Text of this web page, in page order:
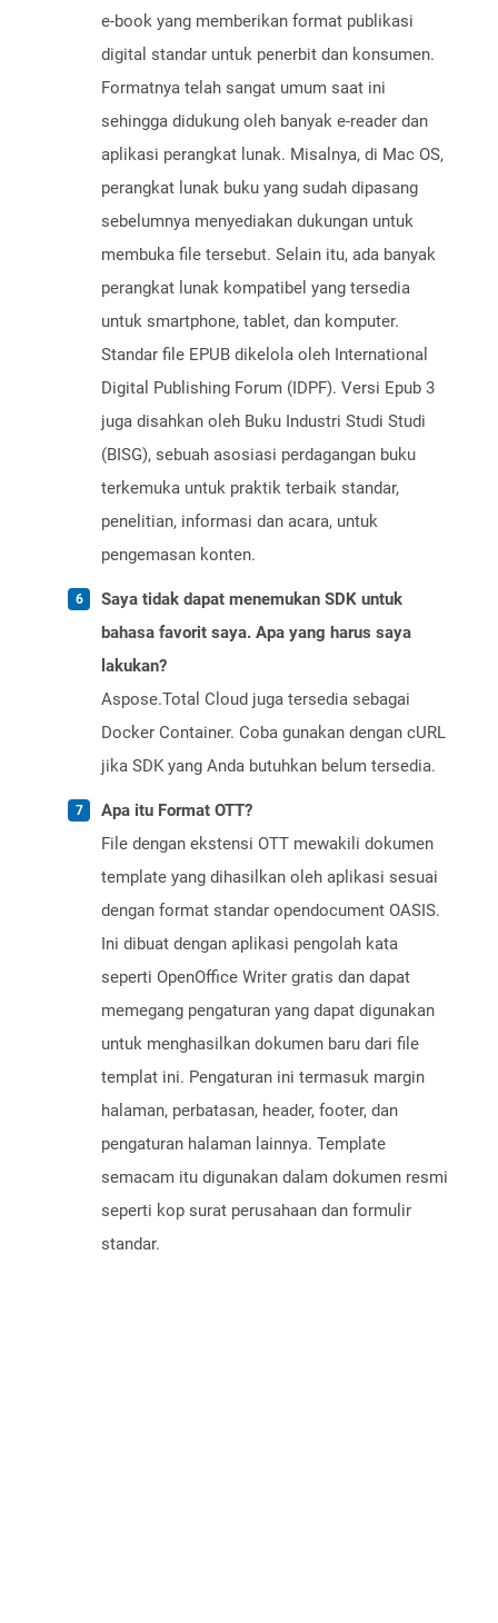
e-book yang memberikan format publikasi
digital standar untuk penerbit dan konsumen.
Formatnya telah sangat umum saat ini
sehingga didukung oleh banyak e-reader dan
aplikasi perangkat lunak. Misalnya, di Mac OS,
perangkat lunak buku yang sudah dipasang
sebelumnya menyediakan dukungan untuk
membuka file tersebut. Selain itu, ada banyak
perangkat lunak kompatibel yang tersedia
untuk smartphone, tablet, dan komputer.
Standar file EPUB dikelola oleh International
Digital Publishing Forum (IDPF). Versi Epub 3
juga disahkan oleh Buku Industri Studi Studi
(BISG), sebuah asosiasi perdagangan buku
terkemuka untuk praktik terbaik standar,
penelitian, informasi dan acara, untuk
pengemasan konten.
Saya tidak dapat menemukan SDK untuk
bahasa favorit saya. Apa yang harus saya
lakukan?
Aspose.Total Cloud juga tersedia sebagai
Docker Container. Coba gunakan dengan cURL
jika SDK yang Anda butuhkan belum tersedia.
Apa itu Format OTT?
File dengan ekstensi OTT mewakili dokumen
template yang dihasilkan oleh aplikasi sesuai
dengan format standar opendocument OASIS.
Ini dibuat dengan aplikasi pengolah kata
seperti OpenOffice Writer gratis dan dapat
memegang pengaturan yang dapat digunakan
untuk menghasilkan dokumen baru dari file
templat ini. Pengaturan ini termasuk margin
halaman, perbatasan, header, footer, dan
pengaturan halaman lainnya. Template
semacam itu digunakan dalam dokumen resmi
seperti kop surat perusahaan dan formulir
standar.